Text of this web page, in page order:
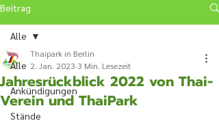
Beitrag
Alle
Ankündigungen
Stände
Alle
Jahresrückblick 2022 von Thai-
Verein und ThaiPark
Thaipark in Berlin
2. Jan. 2023 3 Min. Lesezeit